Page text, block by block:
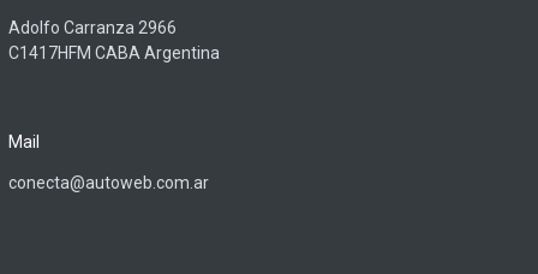
Adolfo Carranza 2966
C1417HFM CABA Argentina
Mail
conecta@autoweb.com.ar